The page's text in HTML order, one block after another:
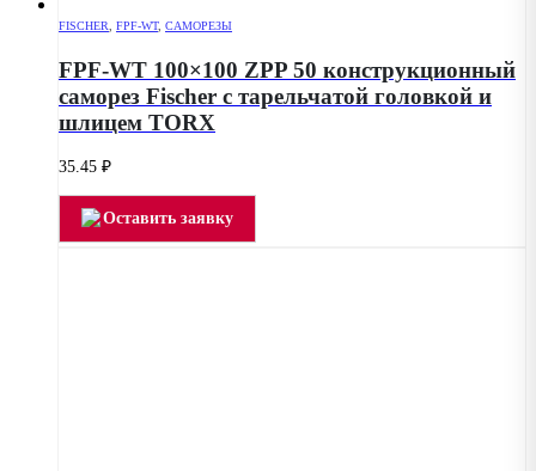
FISCHER FPF-WT, САМОРЕЗЫ
FPF-WT 100×100 ZPP 50 конструкционный
саморез Fischer с тарельчатой головкой и
шлицем TORX
35.45 ₽
Оставить заявку